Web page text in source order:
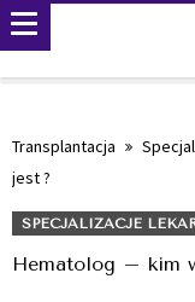
Transplantacja
jest ?
SPECJALIZACJE
Hematolog – kim